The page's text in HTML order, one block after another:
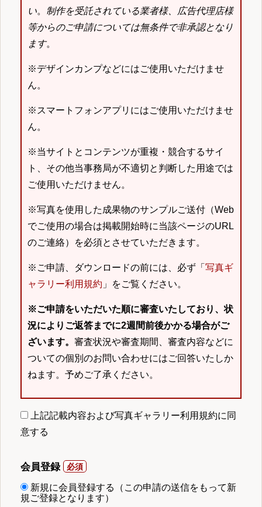
い。 制作を受託されている業者様、広告代理店様
等からのご申請については無条件で非承認となり
ます。
※デザインカンプなどにはご使用いただけませ
ん。
※スマートフォンアプリにはご使用いただけませ
ん。
※当サイトとコンテンツが重複・競合するサイ
ト、その他当事務局が不適切と判断した用途では
ご使用いただけません。
※写真を使用した成果物のサンプルご送付（Web
でご使用の場合は掲載開始時に当該ページのURL
のご連絡）を必須とさせていただきます。
※ご申請、ダウンロードの前には、必ず「 写真ギ
ャラリー利用規約 」をご覧ください。
※ご申請をいただいた順に審査いたしており、状
況によりご返答までに2週間前後かかる場合がご
ざいます。 審査状況や審査期間、審査内容などに
ついての個別のお問い合わせにはご回答いたしか
ねます。予めご了承ください。
上記記載内容および写真ギャラリー利用規約に同
意する
会員登録
新規に会員登録する（この申請の送信をもって新
規ご登録となります）